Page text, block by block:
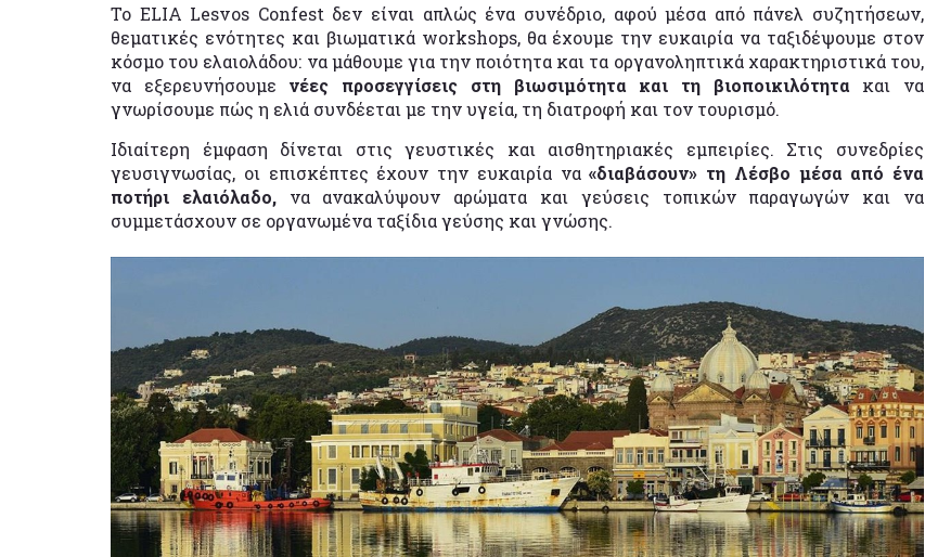
Το ELIA Lesvos Confest δεν είναι απλώς ένα συνέδριο, αφού μέσα από πάνελ συζητήσεων,
θεματικές ενότητες και βιωματικά workshops, θα έχουμε την ευκαιρία να ταξιδέψουμε στον
κόσμο του ελαιολάδου: να μάθουμε για την ποιότητα και τα οργανοληπτικά χαρακτηριστικά του,
να εξερευνήσουμε νέες προσεγγίσεις στη βιωσιμότητα και τη βιοποικιλότητα και να
γνωρίσουμε πώς η ελιά συνδέεται με την υγεία, τη διατροφή και τον τουρισμό.
Ιδιαίτερη έμφαση δίνεται στις γευστικές και αισθητηριακές εμπειρίες. Στις συνεδρίες
γευσιγνωσίας, οι επισκέπτες έχουν την ευκαιρία να«διαβάσουν» τη Λέσβο μέσα από ένα
ποτήρι ελαιόλαδο, να ανακαλύψουν αρώματα και γεύσεις τοπικών παραγωγών και να
συμμετάσχουν σε οργανωμένα ταξίδια γεύσης και γνώσης.